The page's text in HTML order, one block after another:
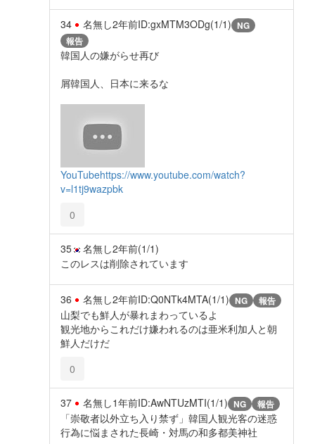
34 名無し2年前ID:gxMTM3ODg(1/1) NG
報告
韓国人の嫌がらせ再び
屑韓国人、日本に来るな
YouTubehttps://www.youtube.com/watch?
v=l1tj9wazpbk
0
35 名無し2年前(1/1)
このレスは削除されています
36 名無し2年前ID:Q0NTk4MTA(1/1) NG 報告
山梨でも鮮人が暴れまわっているよ
観光地からこれだけ嫌われるのは亜米利加人と朝
鮮人だけだ
0
37 名無し1年前ID:AwNTUzMTI(1/1) NG 報告
「崇敬者以外立ち入り禁ず」韓国人観光客の迷惑
行為に悩まされた長崎・対馬の和多都美神社